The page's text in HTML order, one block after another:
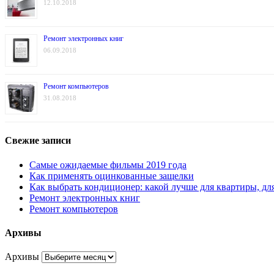
12.10.2018
Ремонт электронных книг
06.09.2018
Ремонт компьютеров
31.08.2018
Свежие записи
Самые ожидаемые фильмы 2019 года
Как применять оцинкованные защелки
Как выбрать кондиционер: какой лучше для квартиры,
Ремонт электронных книг
Ремонт компьютеров
Архивы
Архивы